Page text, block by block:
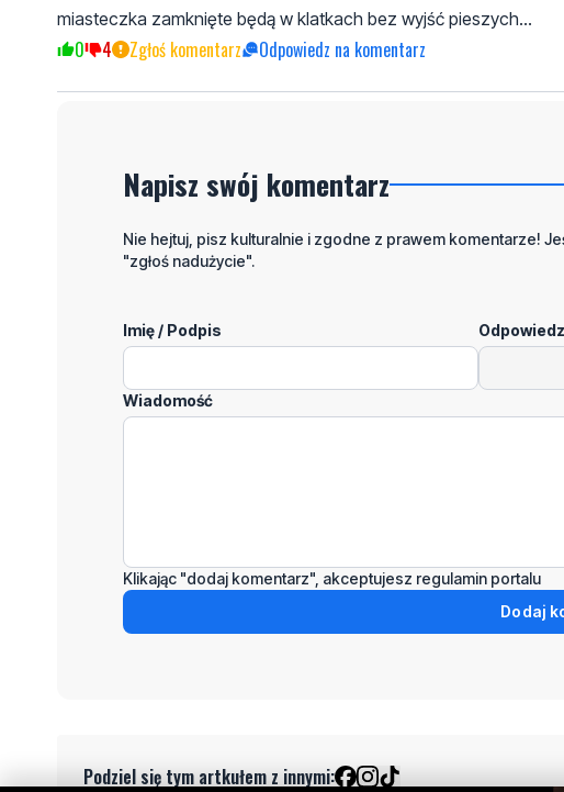
miasteczka zamknięte będą w klatkach bez wyjść pieszych...
0 4 Zgłoś komentarz Odpowiedz na komentarz
Napisz swój komentarz
Nie hejtuj, pisz kulturalnie i zgodne z prawem komentarze!
"zgłoś nadużycie".
Imię / Podpis Odpowiedz
Wiadomość
Klikając "dodaj komentarz", akceptujesz regulamin portalu
Dodaj
Podziel się tym artkułem z innymi: